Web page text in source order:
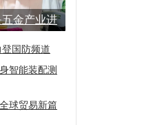
金产业进
国防频道
智能装配测
球贸易新篇